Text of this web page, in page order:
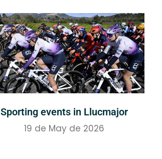
Sporting events in Llucmajor
19 de May de 2026